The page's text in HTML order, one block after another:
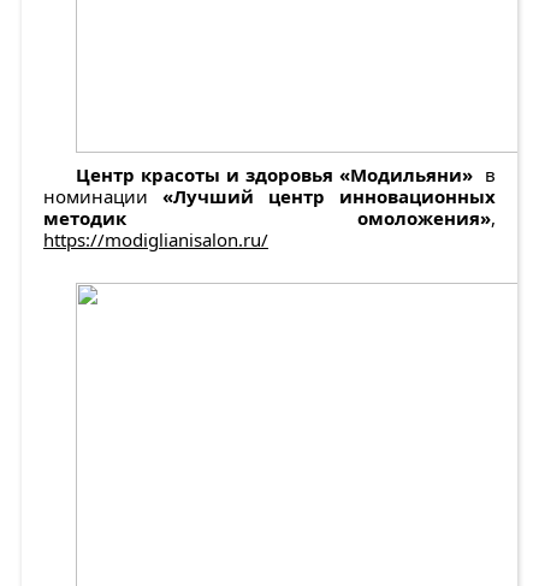
Центр красоты и здоровья «Модильяни» в
номинации «Лучший центр инновационных
методик омоложения»,
https://modiglianisalon.ru/